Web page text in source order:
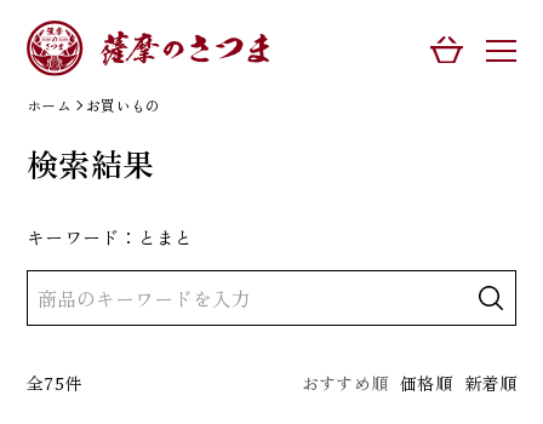
ホーム お買いもの
検索結果
キーワード：とまと
全75件 おすすめ順 価格順 新着順